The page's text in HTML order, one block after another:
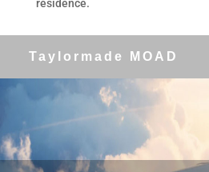
résidence.
Taylormade MOAD